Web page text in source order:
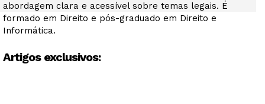
abordagem clara e acessível sobre temas legais. É
formado em Direito e pós-graduado em Direito e
Informática.
Artigos exclusivos: